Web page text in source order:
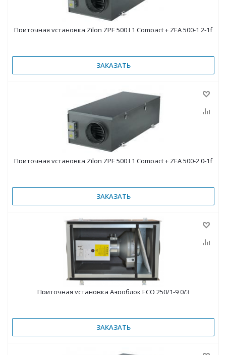
Приточная установка Zilon ZPE 500 L1 Compact + ZEA 500-1,2-1f
ЗАКАЗАТЬ
Приточная установка Zilon ZPE 500 L1 Compact + ZEA 500-2,0-1f
ЗАКАЗАТЬ
Приточная установка Аэроблок ECO 250/1-9,0/3
ЗАКАЗАТЬ